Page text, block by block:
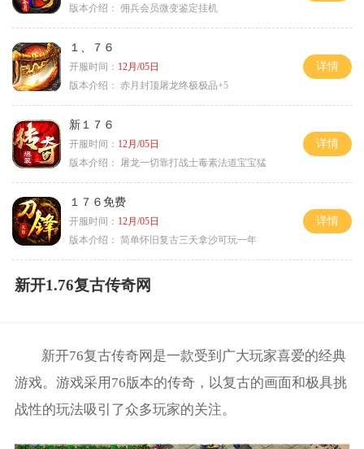
版本介绍： 佣兵会员微变鉴定挂机
１、７６
开服时间： 12月/05日
版本介绍： 赤月封顶屠龙终极极品+5
详情
新１７６
开服时间： 12月/05日
版本介绍：
屠龙一切靠打战士毒素法道宝宝猛
详情
１７６免费
开服时间： 12月/05日
版本介绍： 简单怀旧复古三天拿沙可玩一年
详情
新开1.76复古传奇网
新开76复古传奇网是一款受到广大玩家喜爱的经典
游戏。游戏采用76版本的传奇，以复古的画面和极具挑
战性的玩法吸引了众多玩家的关注。